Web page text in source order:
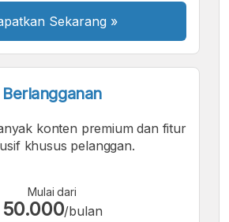
Sekarang »
Berlangganan
konten premium dan fitur
khusus pelanggan.
Mulai dari
50.000/bulan